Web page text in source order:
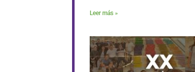
Leer más »